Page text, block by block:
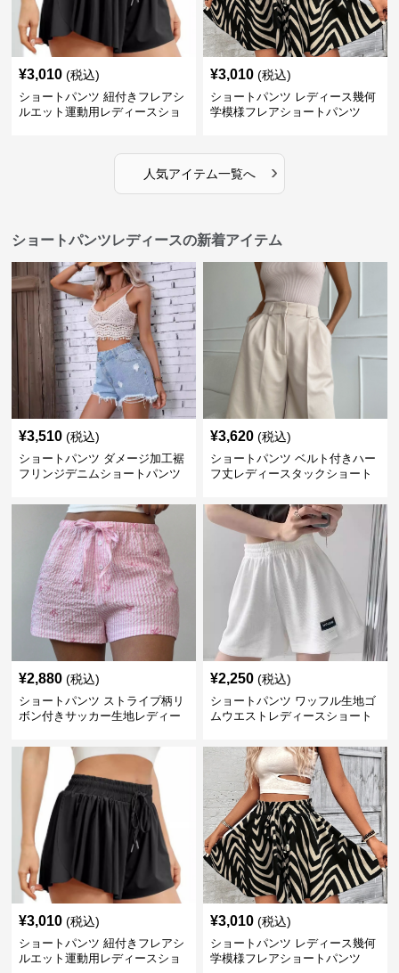
¥3,010 (税込)
ショートパンツ 紐付きフレアシ
ルエット運動用レディースショ
¥3,010 (税込)
ショートパンツ レディース幾何
学模様フレアショートパンツ
人気アイテム一覧へ ›
ショートパンツレディースの新着アイテム
¥3,510 (税込)
ショートパンツ ダメージ加工裾
フリンジデニムショートパンツ
¥3,620 (税込)
ショートパンツ ベルト付きハー
フ丈レディースタックショート
¥2,880 (税込)
ショートパンツ ストライプ柄リ
ボン付きサッカー生地レディー
¥2,250 (税込)
ショートパンツ ワッフル生地ゴ
ムウエストレディースショート
¥3,010 (税込)
ショートパンツ 紐付きフレアシ
ルエット運動用レディースショ
¥3,010 (税込)
ショートパンツ レディース幾何
学模様フレアショートパンツ